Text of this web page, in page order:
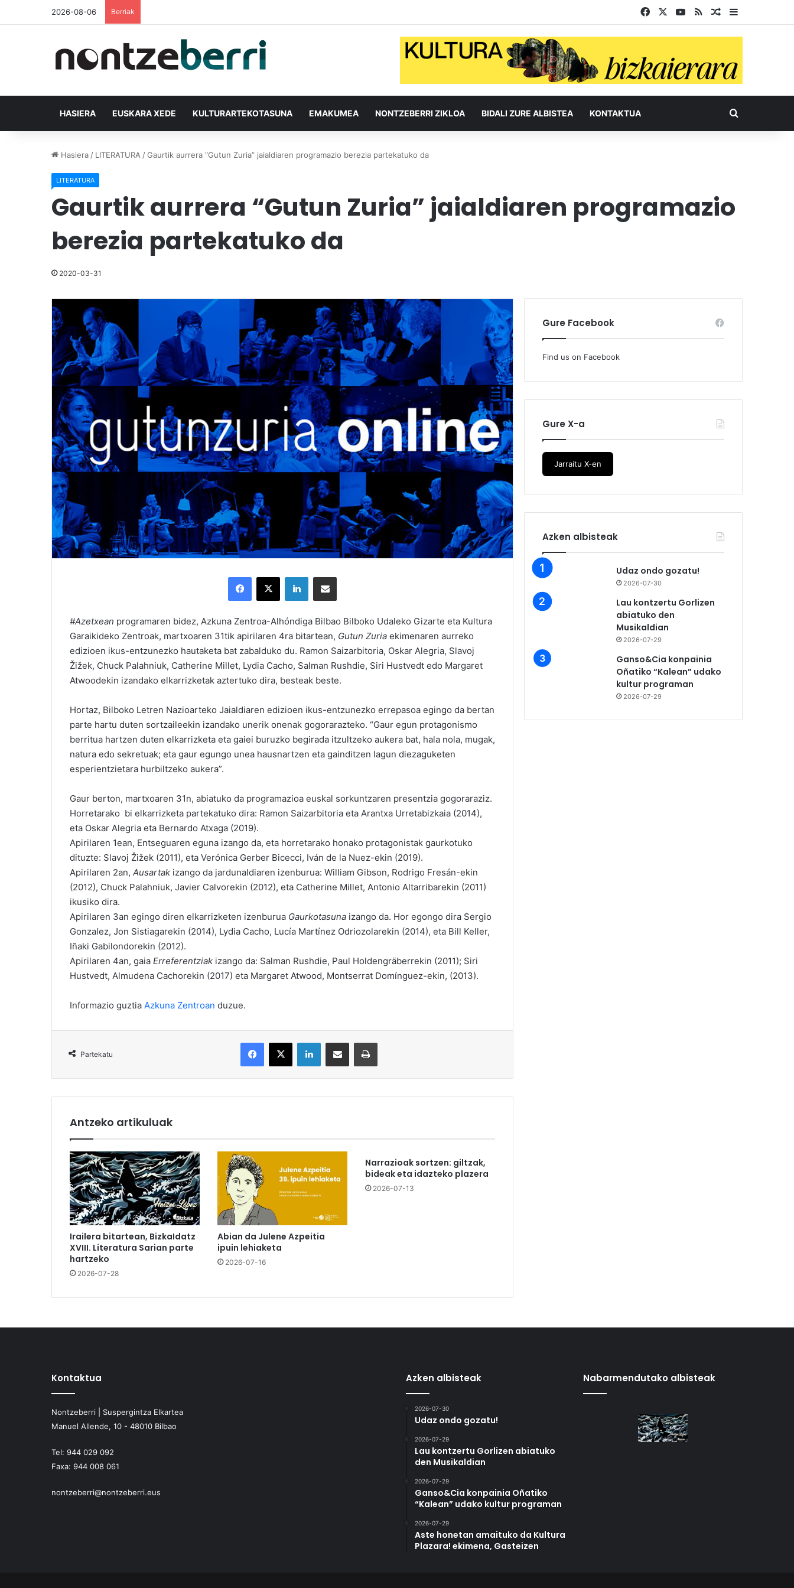
2026-08-06 Berriak Facebook YouTube
RSS Ausazko
HASIERA EUSKARA XEDE KULTURARTEKOTASUNA EMAKUMEA NONTZEBERRI ZIKLOA BIDALI ZURE ALBISTEA KONTAKTUA Bilatu
Hasiera / LITERATURA /Gaurtik aurrera “Gutun Zuria” jaialdiaren programazio berezia partekatuko da
LITERATURA
Gaurtik aurrera “Gutun Zuria” jaialdiaren programazio
berezia partekatuko da
2020-03-31
#Azetxean programaren bidez, Azkuna Zentroa-Alhóndiga Bilbao Bilboko Udaleko Gizarte eta Kultura
Garaikideko Zentroak, martxoaren 31tik apirilaren 4ra bitartean, Gutun Zuria ekimenaren aurreko
edizioen ikus-entzunezko hautaketa bat zabalduko du. Ramon Saizarbitoria, Oskar Alegria, Slavoj
Žižek, Chuck Palahniuk, Catherine Millet, Lydia Cacho, Salman Rushdie, Siri Hustvedt edo Margaret
Atwoodekin izandako elkarrizketak aztertuko dira, besteak beste.
Hortaz, Bilboko Letren Nazioarteko Jaialdiaren edizioen ikus-entzunezko errepasoa egingo da bertan
parte hartu duten sortzaileekin izandako unerik onenak gogorarazteko. “Gaur egun protagonismo
berritua hartzen duten elkarrizketa eta gaiei buruzko begirada itzultzeko aukera bat, hala nola, mugak,
natura edo sekretuak; eta gaur egungo unea hausnartzen eta gainditzen lagun diezaguketen
esperientzietara hurbiltzeko aukera”.
Gaur berton, martxoaren 31n, abiatuko da programazioa euskal sorkuntzaren presentzia gogoraraziz.
Horretarako bi elkarrizketa partekatuko dira: Ramon Saizarbitoria eta Arantxa Urretabizkaia (2014),
eta Oskar Alegria eta Bernardo Atxaga (2019).
Apirilaren 1ean, Entseguaren eguna izango da, eta horretarako honako protagonistak gaurkotuko
dituzte: Slavoj Žižek (2011), eta Verónica Gerber Bicecci, Iván de la Nuez-ekin (2019).
Apirilaren 2an, Ausartak izango da jardunaldiaren izenburua: William Gibson, Rodrigo Fresán-ekin
(2012), Chuck Palahniuk, Javier Calvorekin (2012), eta Catherine Millet, Antonio Altarribarekin (2011)
ikusiko dira.
Apirilaren 3an egingo diren elkarrizketen izenburua Gaurkotasuna izango da. Hor egongo dira Sergio
Gonzalez, Jon Sistiagarekin (2014), Lydia Cacho, Lucía Martínez Odriozolarekin (2014), eta Bill Keller,
Iñaki Gabilondorekin (2012).
Apirilaren 4an, gaia Erreferentziak izango da: Salman Rushdie, Paul Holdengräberrekin (2011); Siri
Hustvedt, Almudena Cachorekin (2017) eta Margaret Atwood, Montserrat Domínguez-ekin, (2013).
Informazio guztia Azkuna Zentroan duzue.
Partekatu
Antzeko artikuluak
Irailera bitartean, BizkaIdatz
XVIII. Literatura Sarian parte
hartzeko
2026-07-28
Abian da Julene Azpeitia
ipuin lehiaketa
2026-07-16
Narrazioak sortzen: giltzak,
bideak eta idazteko plazera
2026-07-13
Gure Facebook
Find us on Facebook
Gure X-a
Jarraitu X-en
Azken albisteak
Udaz ondo gozatu!
2026-07-30
Lau kontzertu Gorlizen
abiatuko den
Musikaldian
2026-07-29
Ganso&Cia konpainia
Oñatiko “Kalean” udako
kultur programan
2026-07-29
Kontaktua
Nontzeberri | Suspergintza Elkartea
Manuel Allende, 10 - 48010 Bilbao
Tel: 944 029 092
Faxa: 944 008 061
nontzeberri@nontzeberri.eus
Azken albisteak
2026-07-30
Udaz ondo gozatu!
2026-07-29
Lau kontzertu Gorlizen abiatuko
den Musikaldian
2026-07-29
Ganso&Cia konpainia Oñatiko
“Kalean” udako kultur programan
2026-07-29
Aste honetan amaituko da Kultura
Plazara! ekimena, Gasteizen
Nabarmendutako albisteak